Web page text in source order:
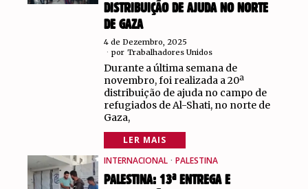
DISTRIBUIÇÃO DE AJUDA NO NORTE
DE GAZA
4 de Dezembro, 2025
por Trabalhadores Unidos
Durante a última semana de
novembro, foi realizada a 20ª
distribuição de ajuda no campo de
refugiados de Al-Shati, no norte de
Gaza,
LER MAIS
INTERNACIONAL · PALESTINA
PALESTINA: 13ª ENTREGA E